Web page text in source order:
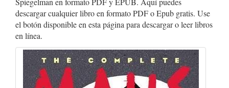
descargar cualquier libro en formato PDF o Epub gratis. Use
el botón disponible en esta página para descargar o leer libros
en línea.